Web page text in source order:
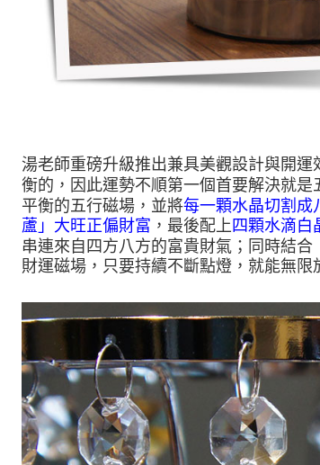
湯老師重磅升級推出兼具美觀設計與開
衡的，因此運勢不順第一個首要解決就是
平衡的五行磁場，並將每一顆水晶切割成
蘆」大旺正偏財富 ，最後配上 四顆水滴白
串連來自四方八方的富貴財氣；同時結
財運磁場，只要持續不斷點燈，就能無